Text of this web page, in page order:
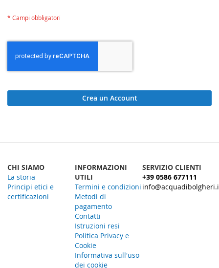
Crea un Account
CHI SIAMO
La storia
Principi etici e
certificazioni
INFORMAZIONI
UTILI
Termini e condizioni
Metodi di
pagamento
Contatti
Istruzioni resi
Politica Privacy e
Cookie
Informativa sull'uso
dei cookie
SERVIZIO CLIENTI
+39 0586 677111